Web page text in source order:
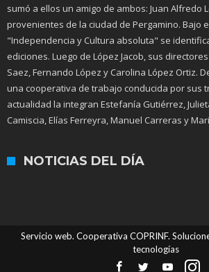
sumó a ellos un amigo de ambos: Juan Alfredo
provenientes de la ciudad de Pergamino. Bajo
"Independencia y Cultura absoluta" se
ediciones. Luego de López Jacob, sus
Saez, Fernando López y Carolina López Ortiz.
una cooperativa de trabajo conducida por sus
actualidad la integran Estefanía Gutiérrez,
Camiscia, Elías Ferreyra, Manuel Carreras y
NOTICIAS DEL DÍA
Servicio web. Cooperativa COPRINF.
tecnologías